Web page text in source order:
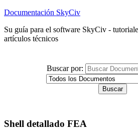
Documentación SkyCiv
Su guía para el software SkyCiv -
artículos técnicos
Buscar por:
Shell detallado FEA